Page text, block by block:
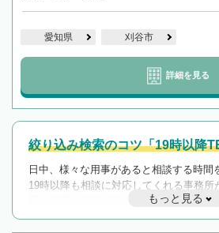
愛知県 刈谷市
詳細を見る
絞り込み検索のコツ「19時以降
日中、様々な用事があると相談する時間
19時以降も相談に対応してくれる事務所
遅い時間の相談が増えそうな場合はその
んで検索してみましょう。
もっと見る